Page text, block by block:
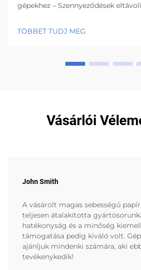
gépekhez – Szennyeződések
megelőzése érdekében. Minden
dolgozóknak el kell távolítaniuk a
TÖBBET TUDJ MEG
Vásárlói
John Smith
A vásárolt magas sebességű
teljesen átalakította
hatékonyság és a minőség
támogatása pedig kiváló volt.
ajánljuk mindenki számára, aki
tevékenykedik!